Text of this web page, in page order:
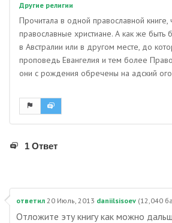
Другие религии
Прочитала в одной православной книге,
православные христиане. А как же
в Австралии или в другом месте, до
проповедь Евангелия и тем более
они с рождения обречены на адский
1 Ответ
ответил 20 Июль, 2013 daniilsisoev (12,040
Отложите эту книгу как можно